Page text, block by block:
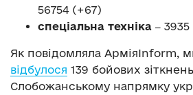
56754 (+67)
спеціальна техніка ‒
Як повідомляла АрміяInform,
відбулося 139 бойових
Слобожанському напрямку